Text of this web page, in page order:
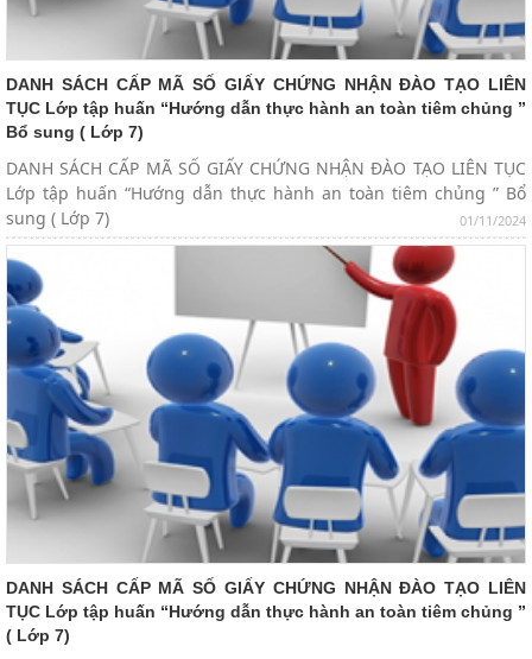
01/11/2024
DANH SÁCH CẤP MÃ SỐ GIẤY CHỨNG NHẬN ĐÀO TẠO LIÊN
TỤC Lớp tập huấn “Hướng dẫn thực hành an toàn tiêm chủng ”
Bổ sung ( Lớp 7)
DANH SÁCH CẤP MÃ SỐ GIẤY CHỨNG NHẬN ĐÀO TẠO LIÊN TỤC
Lớp tập huấn “Hướng dẫn thực hành an toàn tiêm chủng ” Bổ
sung ( Lớp 7)
DANH SÁCH CẤP MÃ SỐ GIẤY CHỨNG NHẬN ĐÀO TẠO LIÊN
TỤC Lớp tập huấn “Hướng dẫn thực hành an toàn tiêm chủng ”
( Lớp 7)